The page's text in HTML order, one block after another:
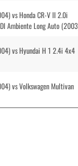
vs Honda CR-V II 2.0i
Ambiente Long Auto
vs Hyundai H 1 2.4i 4x4
vs Volkswagen Multivan